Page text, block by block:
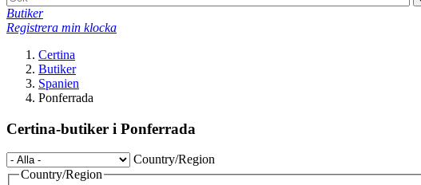
Butiker
Registrera min klocka
Certina
Butiker
Spanien
Ponferrada
Certina-butiker i Ponferrada
Country/Region
Country/Region